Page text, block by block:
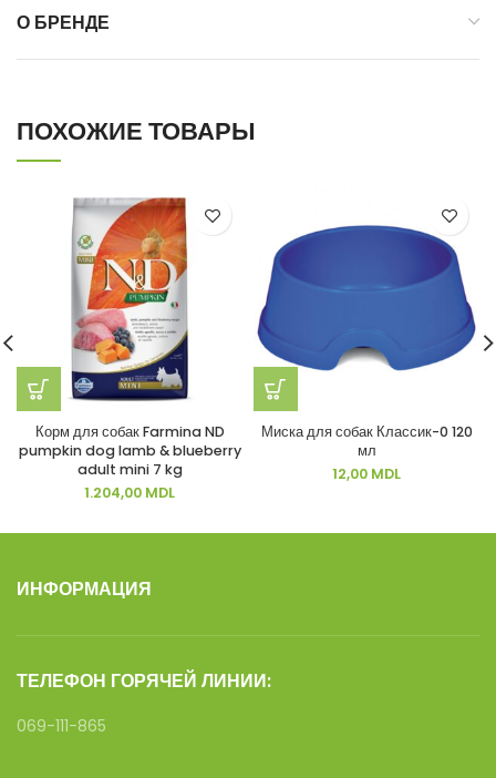
О БРЕНДЕ
ПОХОЖИЕ ТОВАРЫ
Корм для собак Farmina ND
pumpkin dog lamb & blueberry
adult mini 7 kg
1.204,00 MDL
Миска для собак Классик-0 120
мл
12,00 MDL
ИНФОРМАЦИЯ
ТЕЛЕФОН ГОРЯЧЕЙ ЛИНИИ:
069-111-865